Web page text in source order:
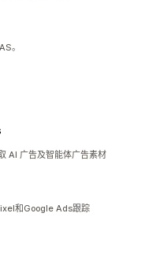
。
AI 广告及智能体广告素材
和Google Ads跟踪